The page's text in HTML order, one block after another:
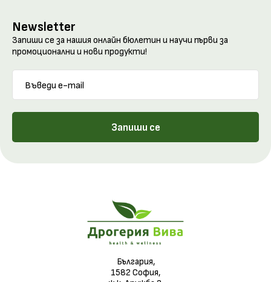
Newsletter
Запиши се за нашия онлайн бюлетин и научи първи за
промоционални и нови продукти!
Запиши се
България,
1582 София,